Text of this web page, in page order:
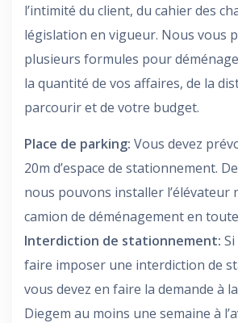
l’intimité du client, du cahier des
législation en vigueur. Nous vous
plusieurs formules pour
la quantité de vos affaires, de la
parcourir et de votre budget.
Place de parking: Vous devez
20m d’espace de stationnement.
nous pouvons installer l’élévateur
camion de déménagement en
Interdiction de stationnement:
faire imposer une interdiction de
vous devez en faire la demande à
Diegem au moins une semaine à